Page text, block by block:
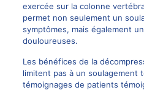
exercée sur la colonne
permet non seulement un
symptômes, mais également
douloureuses.
Les bénéfices de la
limitent pas à un soulagement
témoignages de patients